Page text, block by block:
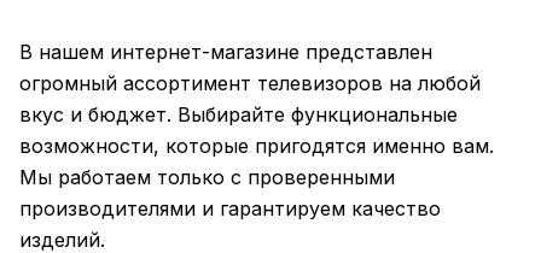
В нашем интернет-магазине представлен
огромный ассортимент телевизоров на любой
вкус и бюджет. Выбирайте функциональные
возможности, которые пригодятся именно вам.
Мы работаем только с проверенными
производителями и гарантируем качество
изделий.